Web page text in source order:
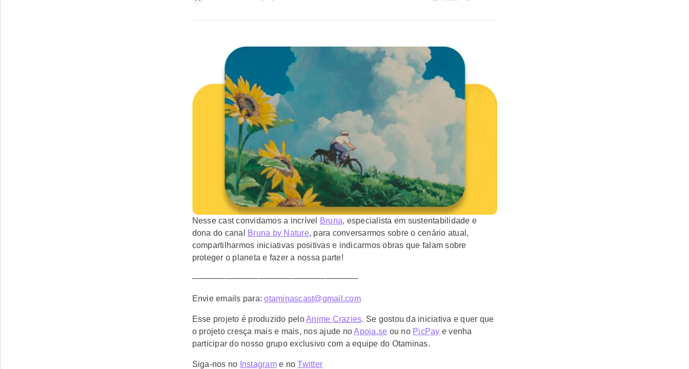
Nesse cast convidamos a incrível Bruna, especialista em sustentabilidade e
dona do canal
Bruna by Nature, para conversarmos sobre o cenário atual,
compartilharmos iniciativas positivas e indicarmos obras que falam sobre
proteger o planeta e fazer a nossa parte!
————————————————————
Envie emails para:otaminascast@gmail.com
Esse projeto é produzido peloAnime Crazies. Se gostou da iniciativa e quer que
o projeto cresça mais e mais, nos ajude noApoia.se ou no PicPay e venha
participar do nosso grupo exclusivo com a equipe do Otaminas.
Siga-nos no Instagrame noTwitter